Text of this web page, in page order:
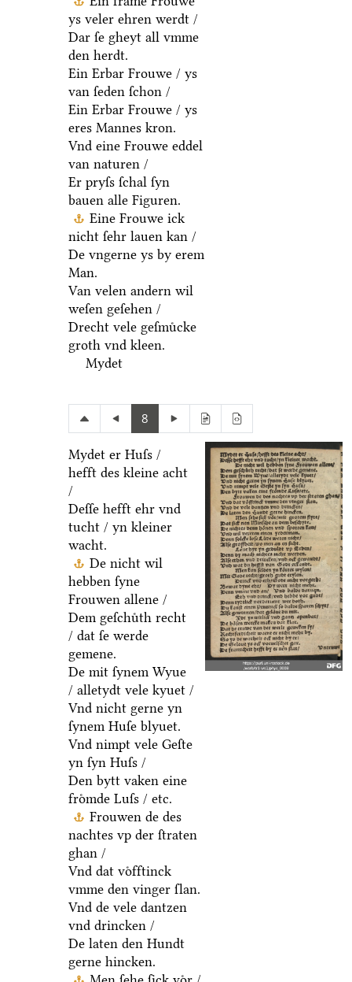
ys veler ehren werdt /
Dar ſe gheyt all vmme
den herdt.
Ein Erbar Frouwe / ys
van ſeden ſchon /
Ein Erbar Frouwe / ys
eres Mannes kron.
Vnd eine Frouwe eddel
van naturen /
Er pryſs ſchal ſyn
bauen alle Figuren.
Eine Frouwe ick
nicht ſehr lauen kan /
De vngerne ys by erem
Man.
Van velen andern wil
weſen geſehen /
Drecht vele geſmuͤcke
groth vnd kleen.
Mydet
8
Mydet er Huſs /
hefft des kleine acht
/
Deſſe hefft ehr vnd
tucht / yn kleiner
wacht.
De nicht wil
hebben ſyne
Frouwen allene /
Dem geſchuͤth recht
/ dat ſe werde
gemene.
De mit ſynem Wyue
/ alletydt vele kyuet /
Vnd nicht gerne yn
ſynem Huſe blyuet.
Vnd nimpt vele Geſte
yn ſyn Huſs /
Den bytt vaken eine
froͤmde Luſs / etc.
Frouwen de des
nachtes vp der ſtraten
ghan /
Vnd dat voͤfftinck
vmme den vinger ſlan.
Vnd de vele dantzen
vnd drincken /
De laten den Hundt
gerne hincken.